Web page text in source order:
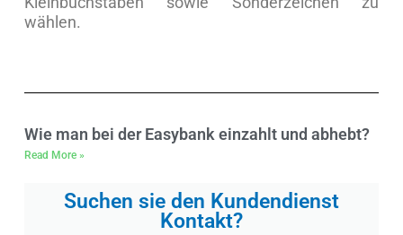
wählen.
Wie man bei der Easybank einzahlt und abhebt?
Read More »
Suchen sie den Kundendienst
Kontakt?